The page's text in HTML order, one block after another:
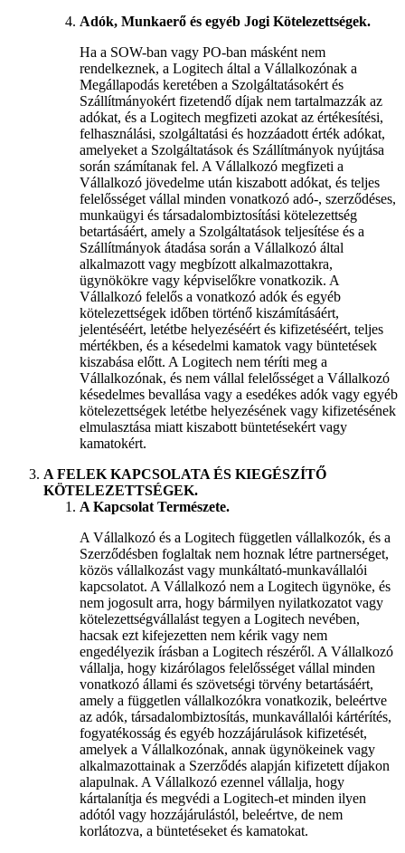
Adók, Munkaerő és egyéb Jogi Kötelezettségek.
Ha a SOW-ban vagy PO-ban másként nem
rendelkeznek, a Logitech által a Vállalkozónak a
Megállapodás keretében a Szolgáltatásokért és
Szállítmányokért fizetendő díjak nem tartalmazzák az
adókat, és a Logitech megfizeti azokat az értékesítési,
felhasználási, szolgáltatási és hozzáadott érték adókat,
amelyeket a Szolgáltatások és Szállítmányok nyújtása
során számítanak fel. A Vállalkozó megfizeti a
Vállalkozó jövedelme után kiszabott adókat, és teljes
felelősséget vállal minden vonatkozó adó-, szerződéses,
munkaügyi és társadalombiztosítási kötelezettség
betartásáért, amely a Szolgáltatások teljesítése és a
Szállítmányok átadása során a Vállalkozó által
alkalmazott vagy megbízott alkalmazottakra,
ügynökökre vagy képviselőkre vonatkozik. A
Vállalkozó felelős a vonatkozó adók és egyéb
kötelezettségek időben történő kiszámításáért,
jelentéséért, letétbe helyezéséért és kifizetéséért, teljes
mértékben, és a késedelmi kamatok vagy büntetések
kiszabása előtt. A Logitech nem téríti meg a
Vállalkozónak, és nem vállal felelősséget a Vállalkozó
késedelmes bevallása vagy a esedékes adók vagy egyéb
kötelezettségek letétbe helyezésének vagy kifizetésének
elmulasztása miatt kiszabott büntetésekért vagy
kamatokért.
A FELEK KAPCSOLATA ÉS KIEGÉSZÍTŐ
KÖTELEZETTSÉGEK.
A Kapcsolat Természete.
A Vállalkozó és a Logitech független vállalkozók, és a
Szerződésben foglaltak nem hoznak létre partnerséget,
közös vállalkozást vagy munkáltató-munkavállalói
kapcsolatot. A Vállalkozó nem a Logitech ügynöke, és
nem jogosult arra, hogy bármilyen nyilatkozatot vagy
kötelezettségvállalást tegyen a Logitech nevében,
hacsak ezt kifejezetten nem kérik vagy nem
engedélyezik írásban a Logitech részéről. A Vállalkozó
vállalja, hogy kizárólagos felelősséget vállal minden
vonatkozó állami és szövetségi törvény betartásáért,
amely a független vállalkozókra vonatkozik, beleértve
az adók, társadalombiztosítás, munkavállalói kártérítés,
fogyatékosság és egyéb hozzájárulások kifizetését,
amelyek a Vállalkozónak, annak ügynökeinek vagy
alkalmazottainak a Szerződés alapján kifizetett díjakon
alapulnak. A Vállalkozó ezennel vállalja, hogy
kártalanítja és megvédi a Logitech-et minden ilyen
adótól vagy hozzájárulástól, beleértve, de nem
korlátozva, a büntetéseket és kamatokat.